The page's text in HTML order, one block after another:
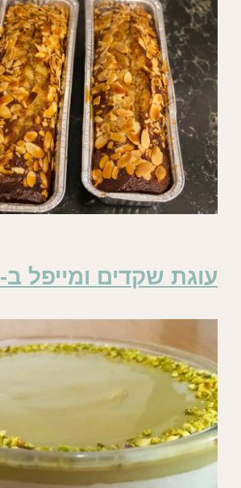
עוגת שקדים ומייפל ב-5 דקות